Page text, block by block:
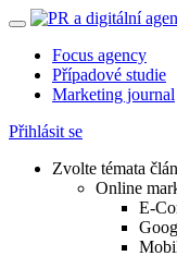
Focus agency
Případové studie
Marketing journal
Přihlásit se
Zvolte témata
Online
E-